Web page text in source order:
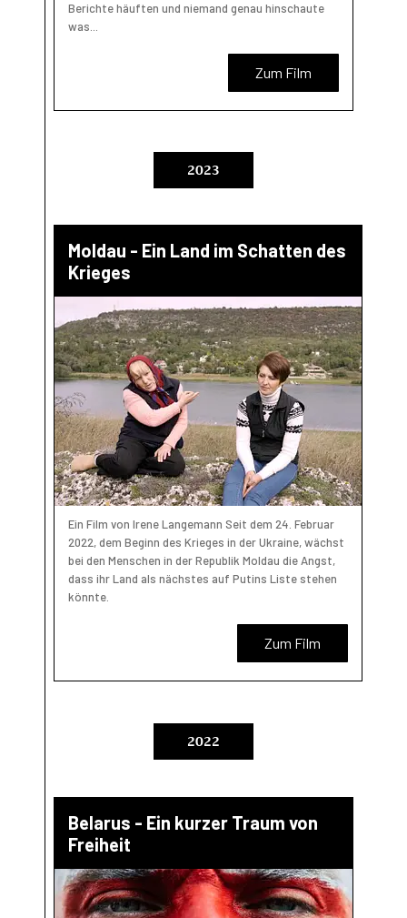
Berichte häuften und niemand genau hinschaute
was...
Zum Film
2023
Moldau - Ein Land im Schatten des
Krieges
Ein Film von Irene Langemann Seit dem 24. Februar
2022, dem Beginn des Krieges in der Ukraine, wächst
bei den Menschen in der Republik Moldau die Angst,
dass ihr Land als nächstes auf Putins Liste stehen
könnte.
Zum Film
2022
Belarus - Ein kurzer Traum von
Freiheit